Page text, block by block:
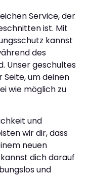
Service, der
ist. Mit
kannst
des
Unser geschultes
um deinen
wie möglich zu
und
wir dir, dass
neuen
dich darauf
und